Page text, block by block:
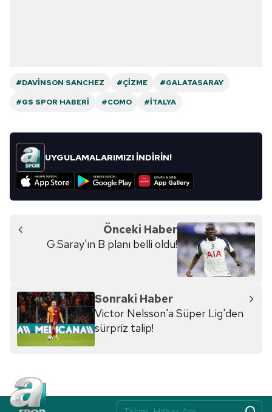
#DAVINSON SANCHEZ #ÇIZME
#GALATASARAY
#GS SPOR HABERI
#COMO #İTALYA
UYGULAMALARIMIZI İNDİRİN!
Önceki Haber
G.Saray'ın B planı belli oldu!
Sonraki Haber
Victor Nelsson'a Süper Lig'den
sürpriz talip!